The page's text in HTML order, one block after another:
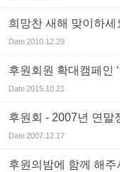
희망찬 새해 맞이하세
Date2010.12.29
후원회원 확대캠페인
Date2015.10.21
후원회 - 2007년 연말
Date2007.12.17
후원의밤에 함께 해